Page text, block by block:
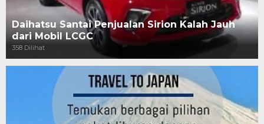
Daihatsu Santai Penjualan Sirion Kalah Jauh
dari Mobil LCGC
358 Dilihat